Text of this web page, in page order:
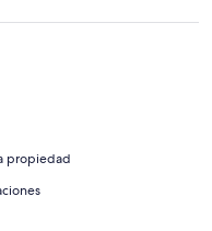
propiedad